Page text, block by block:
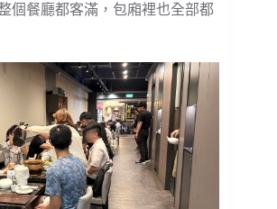
個餐廳都客滿，包廂裡也全部都